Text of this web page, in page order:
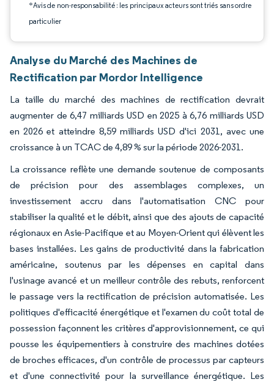
*Avis de non-responsabilité : les principaux acteurs sont triés sans ordre
particulier
Analyse du Marché des Machines de
Rectification par Mordor Intelligence
La taille du marché des machines de rectification devrait
augmenter de 6,47 milliards USD en 2025 à 6,76 milliards USD
en 2026 et atteindre 8,59 milliards USD d'ici 2031, avec une
croissance à un TCAC de 4,89 % sur la période 2026-2031.
La croissance reflète une demande soutenue de composants
de précision pour des assemblages complexes, un
investissement accru dans l'automatisation CNC pour
stabiliser la qualité et le débit, ainsi que des ajouts de capacité
régionaux en Asie-Pacifique et au Moyen-Orient qui élèvent les
bases installées. Les gains de productivité dans la fabrication
américaine, soutenus par les dépenses en capital dans
l'usinage avancé et un meilleur contrôle des rebuts, renforcent
le passage vers la rectification de précision automatisée. Les
politiques d'efficacité énergétique et l'examen du coût total de
possession façonnent les critères d'approvisionnement, ce qui
pousse les équipementiers à construire des machines dotées
de broches efficaces, d'un contrôle de processus par capteurs
et d'une connectivité pour la surveillance énergétique. Les